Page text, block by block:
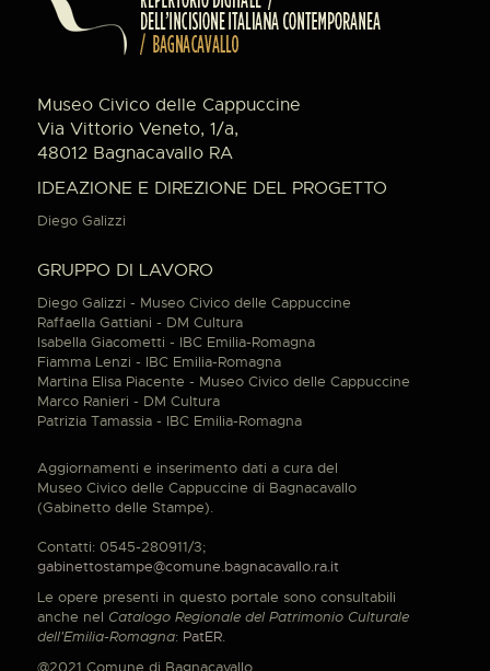
Museo Civico delle Cappuccine
Via Vittorio Veneto, 1/a,
48012 Bagnacavallo RA
IDEAZIONE E DIREZIONE DEL PROGETTO
Diego Galizzi
GRUPPO DI LAVORO
Diego Galizzi - Museo Civico delle Cappuccine
Raffaella Gattiani - DM Cultura
Isabella Giacometti - IBC Emilia-Romagna
Fiamma Lenzi - IBC Emilia-Romagna
Martina Elisa Piacente - Museo Civico delle Cappuccine
Marco Ranieri - DM Cultura
Patrizia Tamassia - IBC Emilia-Romagna
Aggiornamenti e inserimento dati a cura del
Museo Civico delle Cappuccine di Bagnacavallo
(Gabinetto delle Stampe).
Contatti: 0545-280911/3;
gabinettostampe@comune.bagnacavallo.ra.it
Le opere presenti in questo portale sono consultabili
anche nel Catalogo Regionale del Patrimonio Culturale
dell'Emilia-Romagna: PatER.
@2021 Comune di Bagnacavallo